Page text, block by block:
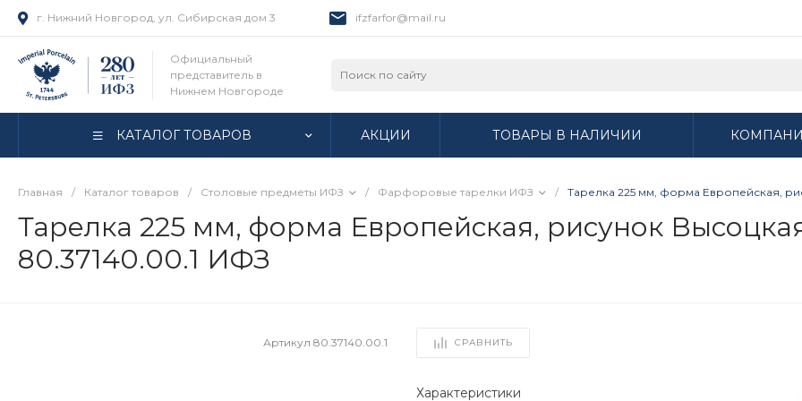
г. Нижний Новгород, ул. Сибирская дом 3 ifzfarfor@mail.ru
Официальный
представитель в
Нижнем Новгороде
КАТАЛОГ ТОВАРОВ АКЦИИ ТОВАРЫ В НАЛИЧИИ
Главная / Каталог товаров / Столовые предметы ИФЗ / Фарфоровые тарелки ИФЗ / Тарелка 225 мм, форма Европейская,
Тарелка 225 мм, форма Европейская, рисунок
80.37140.00.1 ИФЗ
Артикул80.37140.00.1 СРАВНИТЬ
Характеристики